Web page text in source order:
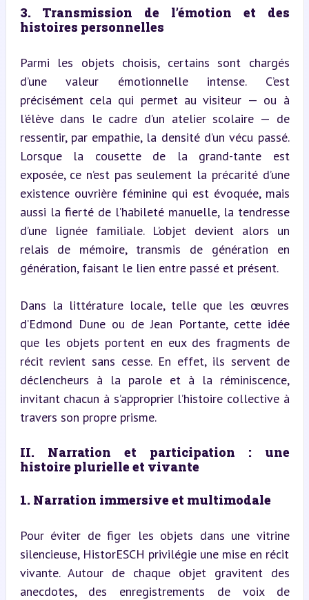
3. Transmission de l’émotion et des
histoires personnelles
Parmi les objets choisis, certains sont chargés
d’une valeur émotionnelle intense. C’est
précisément cela qui permet au visiteur — ou à
l’élève dans le cadre d’un atelier scolaire — de
ressentir, par empathie, la densité d’un vécu passé.
Lorsque la cousette de la grand-tante est
exposée, ce n’est pas seulement la précarité d’une
existence ouvrière féminine qui est évoquée, mais
aussi la fierté de l’habileté manuelle, la tendresse
d’une lignée familiale. L’objet devient alors un
relais de mémoire, transmis de génération en
génération, faisant le lien entre passé et présent.
Dans la littérature locale, telle que les œuvres
d’Edmond Dune ou de Jean Portante, cette idée
que les objets portent en eux des fragments de
récit revient sans cesse. En effet, ils servent de
déclencheurs à la parole et à la réminiscence,
invitant chacun à s’approprier l’histoire collective à
travers son propre prisme.
II. Narration et participation : une
histoire plurielle et vivante
1. Narration immersive et multimodale
Pour éviter de figer les objets dans une vitrine
silencieuse, HistorESCH privilégie une mise en récit
vivante. Autour de chaque objet gravitent des
anecdotes, des enregistrements de voix de